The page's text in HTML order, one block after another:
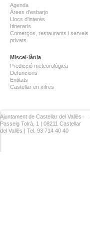
Agenda
Àrees d'esbarjo
Llocs d'interès
Itineraris
Comerços, restaurants i serveis
privats
Miscel·lània
Predicció meteorològica
Defuncions
Entitats
Castellar en xifres
Ajuntament de Castellar del Vallès ·
Passeig Tolrà, 1 | 08211 Castellar
del Vallès | Tel. 93 714 40 40